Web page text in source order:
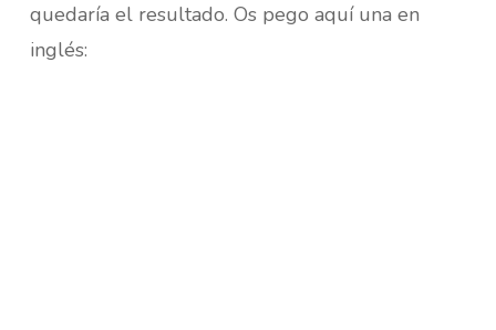
quedaría el resultado. Os pego aquí una en
inglés: